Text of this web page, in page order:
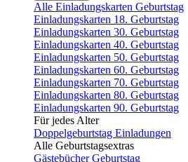
Alle Einladungskarten Geburtstag
Einladungskarten 18. Geburtstag
Einladungskarten 30. Geburtstag
Einladungskarten 40. Geburtstag
Einladungskarten 50. Geburtstag
Einladungskarten 60. Geburtstag
Einladungskarten 70. Geburtstag
Einladungskarten 80. Geburtstag
Einladungskarten 90. Geburtstag
Für jedes Alter
Doppelgeburtstag Einladungen
Alle Geburtstagsextras
Gästebücher Geburtstag